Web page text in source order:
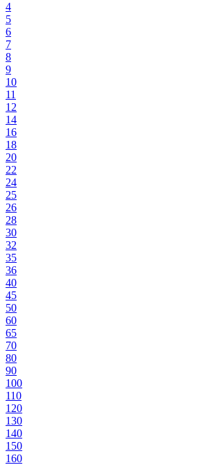
4
5
6
7
8
9
10
11
12
14
16
18
20
22
24
25
26
28
30
32
35
36
40
45
50
60
65
70
80
90
100
110
120
130
140
150
160